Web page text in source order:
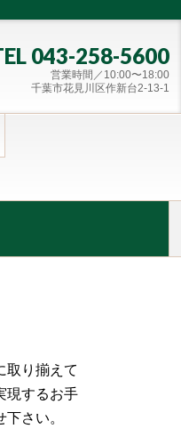
043-258-5600
営業時間／10:00〜18:00
千葉市花見川区作新台2-13-1
取り揃えて
現するお手
さい。